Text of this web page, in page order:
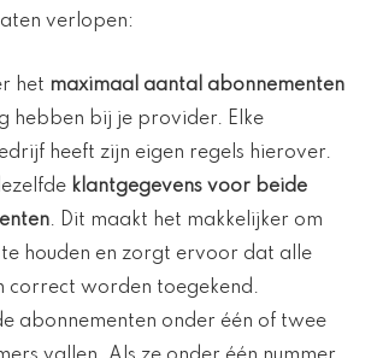
verlopen:
het maximaal aantal abonnementen
hebben bij je provider. Elke
heeft zijn eigen regels hierover.
klantgegevens voor beide
. Dit maakt het makkelijker om
houden en zorgt ervoor dat alle
correct worden toegekend.
abonnementen onder één of twee